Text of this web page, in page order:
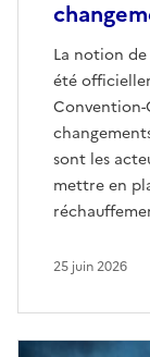
La notion
été
Convention-
sont les
mettre en
25 juin 2026